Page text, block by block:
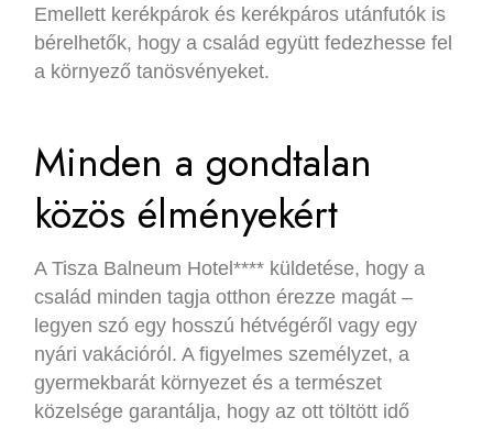
Emellett kerékpárok és kerékpáros utánfutók is
bérelhetők, hogy a család együtt fedezhesse fel
a környező tanösvényeket.
Minden a gondtalan
közös élményekért
A Tisza Balneum Hotel**** küldetése, hogy a
család minden tagja otthon érezze magát –
legyen szó egy hosszú hétvégéről vagy egy
nyári vakációról. A figyelmes személyzet, a
gyermekbarát környezet és a természet
közelsége garantálja, hogy az ott töltött idő